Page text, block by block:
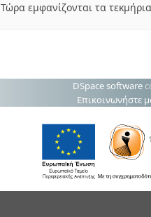
Τώρα εμφανίζονται τα
DSpace software
Επικοινωνήστε